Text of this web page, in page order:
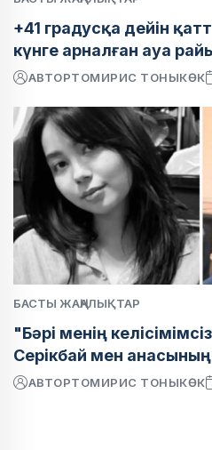
+41 градусқа дейін
күнге арналған ауа
АВТОРТОМИРИС ТОНЫКӨК
БАСТЫ ЖАҢАЛЫҚТАР
"Бәрі менің
Серікбай мен
АВТОРТОМИРИС ТОНЫКӨК